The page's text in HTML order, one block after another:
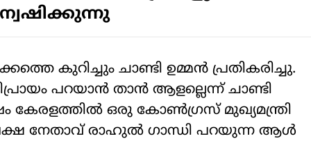
കുറിച്ചും ചാണ്ടി ഉമ്മന്‍ പ്രതികരിച്ചു.
പറയാന്‍ താന്‍ ആളല്ലെന്ന് ചാണ്ടി
കേരളത്തില്‍ ഒരു കോണ്‍ഗ്രസ് മുഖ്യമന്ത്രി
നേതാവ് രാഹുല്‍ ഗാന്ധി പറയുന്ന ആള്‍